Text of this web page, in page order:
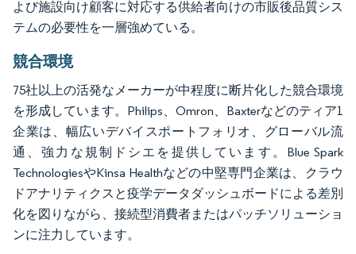
よび施設向け顧客に対応する供給者向けの市販後品質シス
テムの必要性を一層強めている。
競合環境
75社以上の活発なメーカーが中程度に断片化した競合環境
を形成しています。Philips、Omron、Baxterなどのティア1
企業は、幅広いデバイスポートフォリオ、グローバル流
通、強力な規制ドシエを提供しています。Blue Spark
TechnologiesやKinsa Healthなどの中堅専門企業は、クラウ
ドアナリティクスと疫学データダッシュボードによる差別
化を図りながら、接続型消費者またはパッチソリューショ
ンに注力しています。